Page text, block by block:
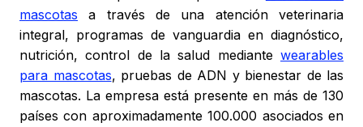
mascotas a través de una atención veterinaria
integral, programas de vanguardia en diagnóstico,
nutrición, control de la salud mediante wearables
para mascotas, pruebas de ADN y bienestar de las
mascotas. La empresa está presente en más de 130
países con aproximadamente 100.000 asociados en